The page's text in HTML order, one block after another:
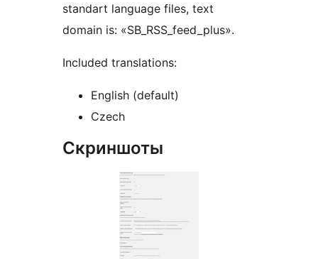
standart language files, text
domain is: «SB_RSS_feed_plus».
Included translations:
English (default)
Czech
Скриншоты